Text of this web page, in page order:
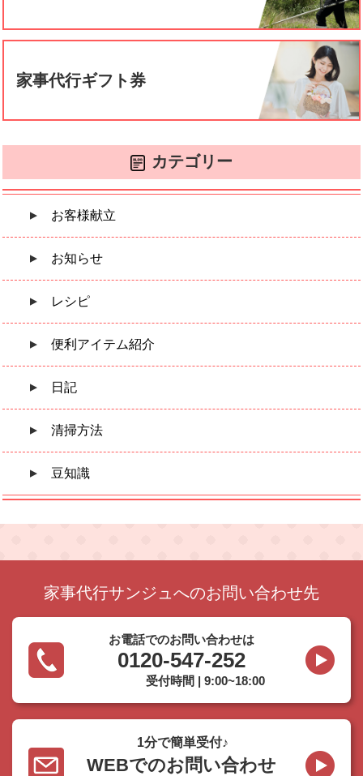
家事代行ギフト券
カテゴリー
お客様献立
お知らせ
レシピ
便利アイテム紹介
日記
清掃方法
豆知識
家事代行サンジュへのお問い合わせ先
お電話でのお問い合わせは
0120-547-252
受付時間 | 9:00~18:00
1分で簡単受付♪
WEBでのお問い合わせ